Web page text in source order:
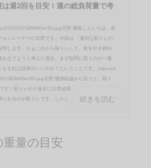
週2回を目安！週の総負荷量で考
2020/03/QITANOw150.jpg北野 優旗こんにちは、身
ルトレーナーの北野です。今回は 「適切な筋トレの
明します。さぁこれから筋トレして、体を引き締め
を立てようと考えた場合、まず疑問に思うのが一週
をすれば効率がいいのか？ということです。/wp-cont
QITANOw150.jpg北野 優旗結論から言うと、筋ト
す！筋トレやり過ぎに注意頑張ったら、頑張った分
れるのが筋トレです。しかし...
続きを読む
量の目安